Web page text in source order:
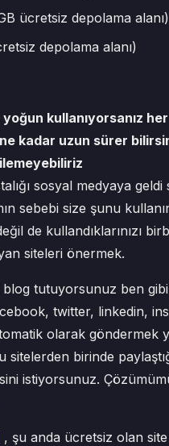
ücretsiz depolama alanı)
depolama alanı)
kullanıyorsanız
kadar uzun sürer
sosyal medyaya geldi
sebebi size şunu
de kullandıklarınızı
siteleri önermek.
blog tutuyorsunuz ben
twitter, linkedin,
olarak göndermek
birinde
istiyorsunuz.
, şu anda ücretsiz olan